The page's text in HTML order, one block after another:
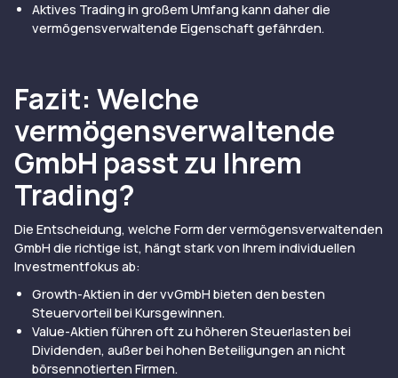
Aktives Trading in großem Umfang kann daher die
vermögensverwaltende Eigenschaft gefährden.
Fazit: Welche
vermögensverwaltende
GmbH passt zu Ihrem
Trading?
Die Entscheidung, welche Form der vermögensverwaltenden
GmbH die richtige ist, hängt stark von Ihrem individuellen
Investmentfokus ab:
Growth-Aktien in der vvGmbH bieten den besten
Steuervorteil bei Kursgewinnen.
Value-Aktien führen oft zu höheren Steuerlasten bei
Dividenden, außer bei hohen Beteiligungen an nicht
börsennotierten Firmen.